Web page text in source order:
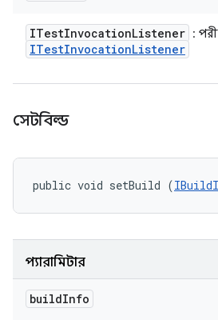
ITestInvocationListener :
ITestInvocationListener
সেটবিল্ড
public void setBuild (
প্যারামিটার
buildInfo